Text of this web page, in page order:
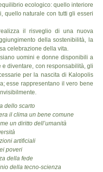
ecologico: quello interiore
quello naturale con tutti gli esseri
il risveglio di una nuova
della sostenibilità, la
celebrazione della vita.
uomini e donne disponibili a
diventare, con responsabilità, gli
per la nascita di Kalopolis
esse rappresentano il vero bene
dello scarto
il clima un bene comune
un diritto dell’umanità
artificiali
poveri
della fede
della tecno-scienza